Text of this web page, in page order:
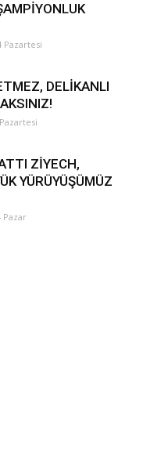
Pazartesi
DELİKANLI
ZİYECH,
YÜRÜYÜŞÜMÜZ
Pazar